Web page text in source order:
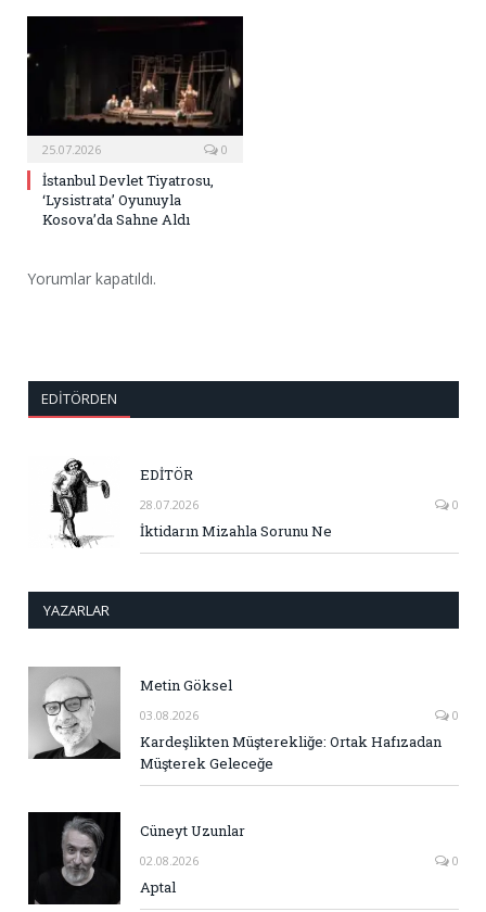
25.07.2026 0
İstanbul Devlet Tiyatrosu,
‘Lysistrata’ Oyunuyla
Kosova’da Sahne Aldı
Yorumlar kapatıldı.
EDITÖRDEN
EDİTÖR
28.07.2026 0
İktidarın Mizahla Sorunu Ne
YAZARLAR
Metin Göksel
03.08.2026 0
Kardeşlikten Müşterekliğe: Ortak Hafızadan
Müşterek Geleceğe
Cüneyt Uzunlar
02.08.2026 0
Aptal